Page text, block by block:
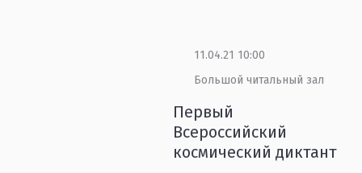
11.04.21 10:00
Большой читальный зал
Первый
Всероссийский
космический диктант